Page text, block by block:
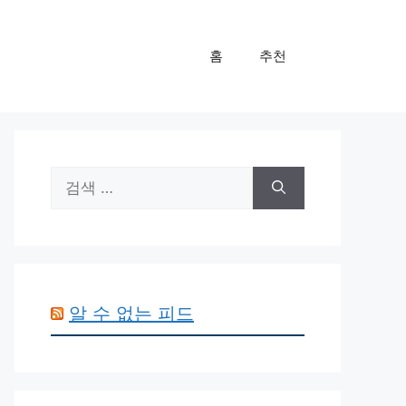
홈 추천
색:
알 수 없는 피드